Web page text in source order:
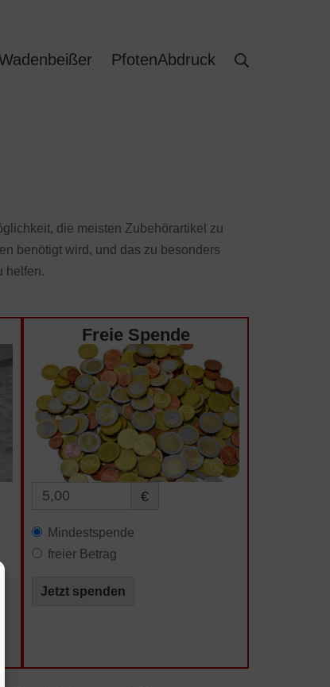
PfotenAbdruck
die meisten Zubehörartikel zu
benötigt wird, und das zu besonders
helfen.
Freie Spende
€
Mindestspende
freier Betrag
Jetzt spenden